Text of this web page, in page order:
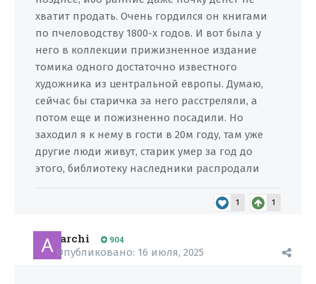
хватит продать. Очень гордился он книгами
по пчеловодству 1800-х годов. И вот была у
него в коллекции прижизненное издание
томика одного достаточно известного
художника из центральной европы. Думаю,
сейчас бы старичка за него расстреляли, а
потом еще и пожизненно посадили. Но
заходил я к нему в гости в 20м году, там уже
другие люди живут, старик умер за год до
этого, библиотеку наследники распродали
1 1
archi 904
Опубликовано: 16 июля, 2025